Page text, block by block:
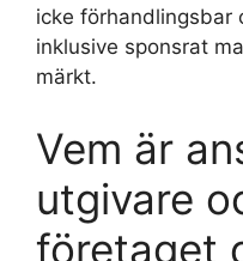
icke förhandlingsbar
inklusive sponsrat
märkt.
Vem är
utgivare
företaget